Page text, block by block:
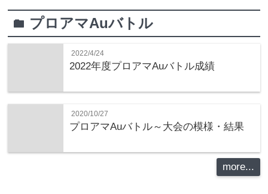
folder プロアマAuバトル
2022/4/24
2022年度プロアマAuバトル成績
2020/10/27
プロアマAuバトル～大会の模様・結果
more...